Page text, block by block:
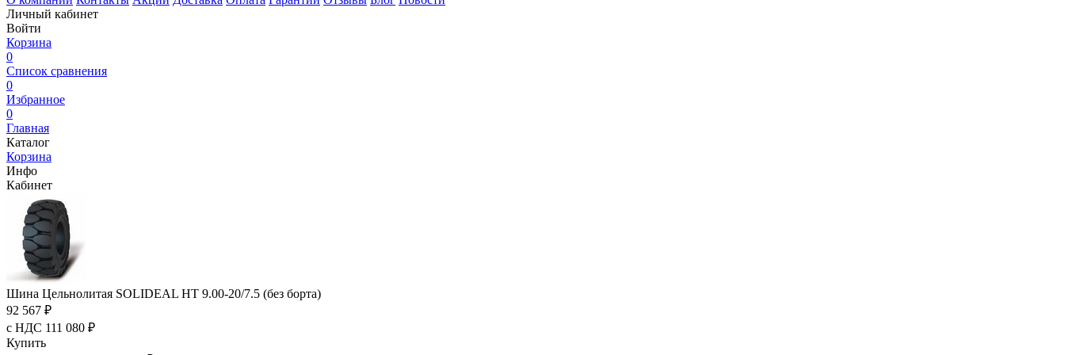
Личный кабинет
Войти
Корзина
0
Список сравнения
0
Избранное
0
Главная
Каталог
Корзина
Инфо
Кабинет
Шина Цельнолитая SOLIDEAL HT 9.00-20/7.5 (без борта)
92 567 ₽
с НДС 111 080 ₽
Купить